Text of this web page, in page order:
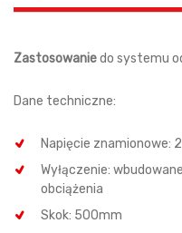
Zastosowaniedo systemu
Dane techniczne:
Napięcie znamionowe:
Wyłączenie:
obciążenia
Skok: 500mm